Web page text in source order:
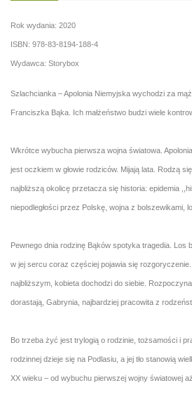
Rok wydania: 2020
ISBN: 978-83-8194-188-4
Wydawca: Storybox
Szlachcianka – Apolonia Niemyjska wychodzi za
Franciszka Bąka. Ich małżeństwo budzi wiele
Wkrótce wybucha pierwsza wojna światowa.
jest oczkiem w głowie rodziców. Mijają lata. Rodzą
najbliższą okolicę przetacza się historia: epidemia
niepodległości przez Polskę, wojna z bolszewikami,
Pewnego dnia rodzinę Bąków spotyka tragedia. Los
w jej sercu coraz częściej pojawia się
najbliższym, kobieta dochodzi do siebie.
dorastają, Gabrynia, najbardziej pracowita z
Bo trzeba żyć jest trylogią o rodzinie, tożsamości i
rodzinnej dzieje się na Podlasiu, a jej tło stanowią
XX wieku – od wybuchu pierwszej wojny światowej